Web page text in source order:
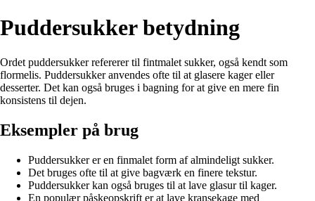
Puddersukker betydning
Ordet puddersukker refererer til fintmalet sukker, også kendt som
flormelis. Puddersukker anvendes ofte til at glasere kager eller
desserter. Det kan også bruges i bagning for at give en mere fin
konsistens til dejen.
Eksempler på brug
Puddersukker er en finmalet form af almindeligt sukker.
Det bruges ofte til at give bagværk en finere tekstur.
Puddersukker kan også bruges til at lave glasur til kager.
En populær påskeopskrift er at lave kransekage med